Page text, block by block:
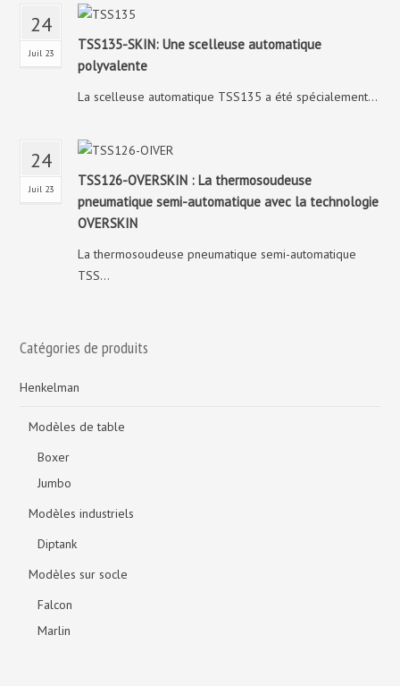
24
Juil 23
TSS135-SKIN: Une scelleuse automatique
polyvalente
La scelleuse automatique TSS135 a été spécialement...
24
Juil 23
TSS126-OVERSKIN : La thermosoudeuse
pneumatique semi-automatique avec la technologie
OVERSKIN
La thermosoudeuse pneumatique semi-automatique
TSS...
Catégories de produits
Henkelman
Modèles de table
Boxer
Jumbo
Modèles industriels
Diptank
Modèles sur socle
Falcon
Marlin